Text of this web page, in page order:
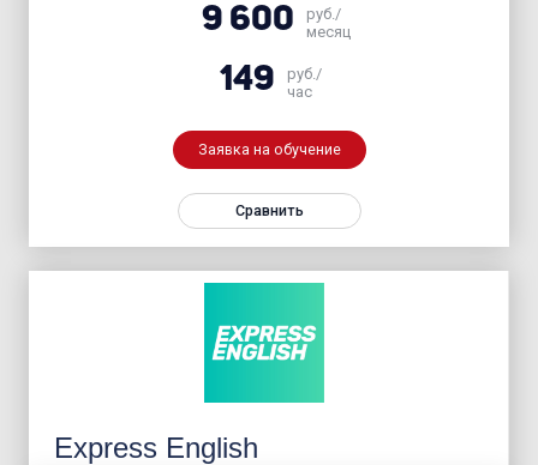
9 600
руб./
месяц
149
руб./
час
Заявка на обучение
Сравнить
Express English